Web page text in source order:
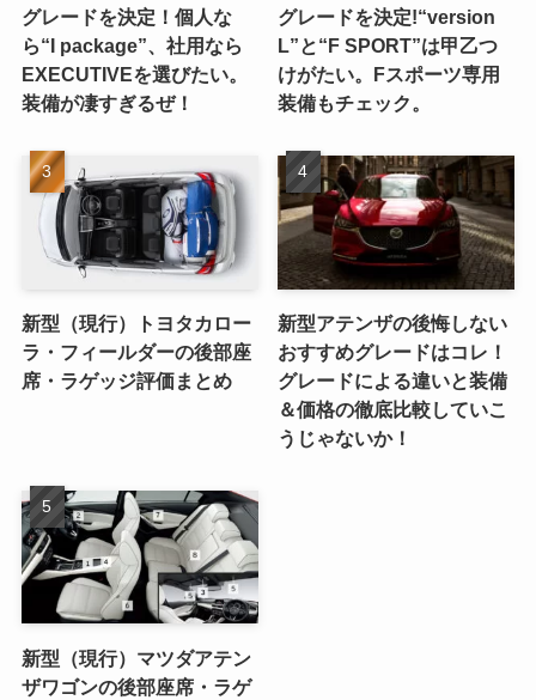
グレードを決定！個人な
ら“I package”、社用なら
EXECUTIVEを選びたい。
装備が凄すぎるぜ！
グレードを決定!“version
L”と“F SPORT”は甲乙つ
けがたい。Fスポーツ専用
装備もチェック。
新型（現行）トヨタカロー
ラ・フィールダーの後部座
席・ラゲッジ評価まとめ
新型アテンザの後悔しない
おすすめグレードはコレ！
グレードによる違いと装備
＆価格の徹底比較していこ
うじゃないか！
新型（現行）マツダアテン
ザワゴンの後部座席・ラゲ